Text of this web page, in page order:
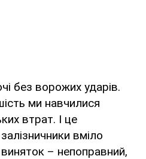
без ворожих ударів.
ми навчилися
втрат. І це
вміло
– непоправний,